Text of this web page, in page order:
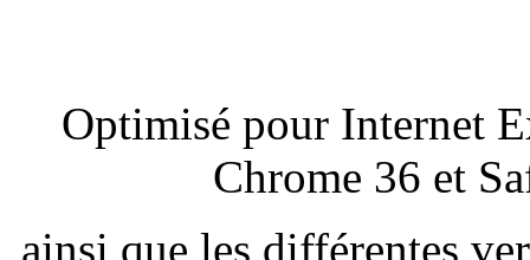
Optimisé pour Internet
Chrome 36 et
ainsi que les différentes